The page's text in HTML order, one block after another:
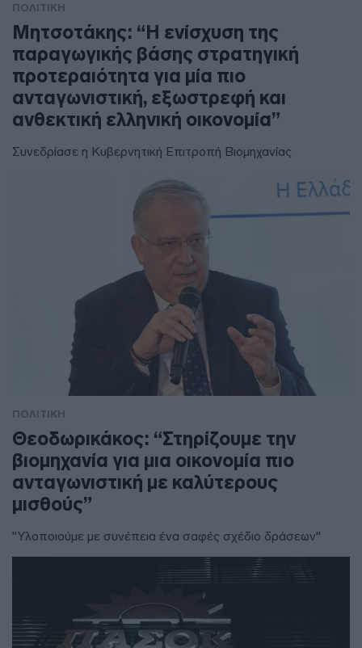
ΠΟΛΙΤΙΚΗ
Μητσοτάκης: “Η ενίσχυση της
παραγωγικής βάσης στρατηγική
προτεραιότητα για μία πιο
ανταγωνιστική, εξωστρεφή και
ανθεκτική ελληνική οικονομία”
Συνεδρίασε η Κυβερνητική Επιτροπή Βιομηχανίας
ΠΟΛΙΤΙΚΗ
Θεοδωρικάκος: “Στηρίζουμε την
βιομηχανία για μια οικονομία πιο
ανταγωνιστική με καλύτερους
μισθούς”
"Υλοποιούμε με συνέπεια ένα σαφές σχέδιο δράσεων"